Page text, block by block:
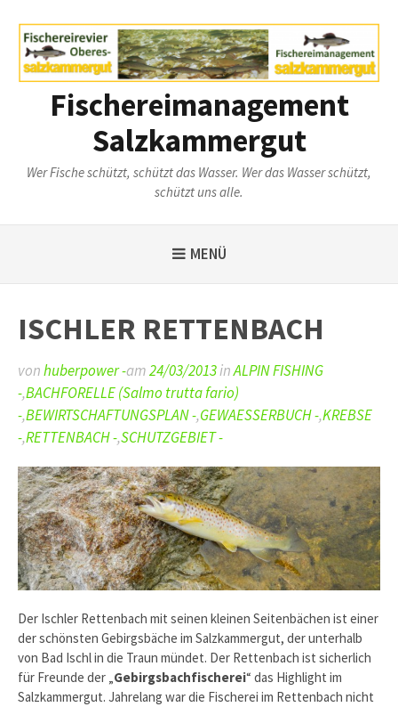
zum
Inhalt
Fischereimanagement
Salzkammergut
Wer Fische schützt, schützt das Wasser. Wer das Wasser schützt,
schützt uns alle.
MENÜ
ISCHLER RETTENBACH
vonhuberpower -am24/03/2013inALPIN FISHING
-,BACHFORELLE (Salmo trutta fario)
-,BEWIRTSCHAFTUNGSPLAN -,GEWAESSERBUCH -,KREBSE
-,RETTENBACH -,SCHUTZGEBIET -
Der Ischler Rettenbach mit seinen kleinen Seitenbächen ist einer
der schönsten Gebirgsbäche im Salzkammergut, der unterhalb
von Bad Ischl in die Traun mündet. Der Rettenbach ist sicherlich
für Freunde der „Gebirgsbachfischerei“ das Highlight im
Salzkammergut. Jahrelang war die Fischerei im Rettenbach nicht